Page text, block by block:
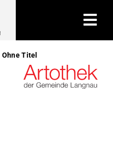
Ohne Titel